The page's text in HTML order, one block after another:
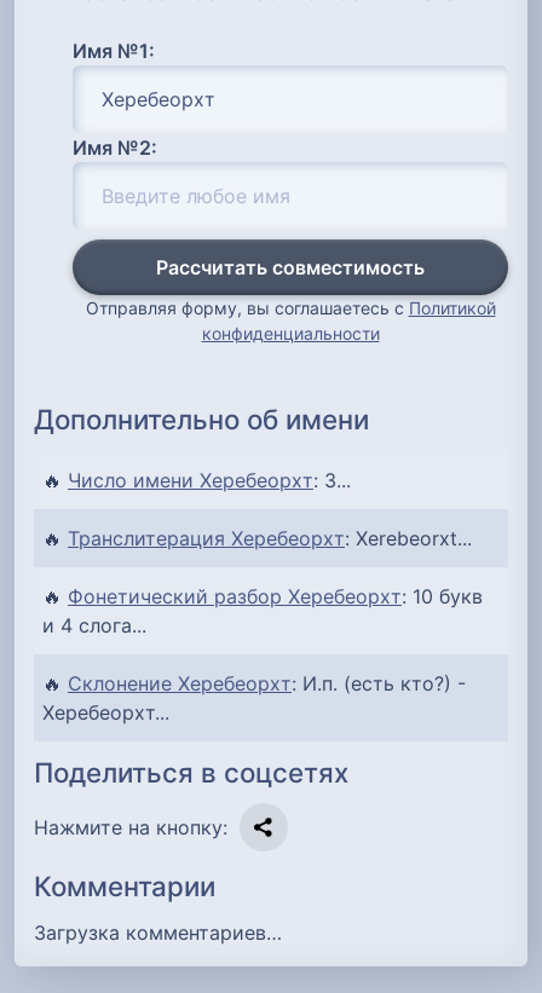
Имя №1:
Имя №2:
Рассчитать совместимость
Отправляя форму, вы соглашаетесь с Политикой
конфиденциальности
Дополнительно об имени
🔥 Число имени Херебеорхт: 3...
🔥 Транслитерация Херебеорхт: Xerebeorxt...
🔥 Фонетический разбор Херебеорхт: 10 букв
и 4 слога...
🔥 Склонение Херебеорхт: И.п. (есть кто?) -
Херебеорхт...
Поделиться в соцсетях
Нажмите на кнопку:
Комментарии
Загрузка комментариев…